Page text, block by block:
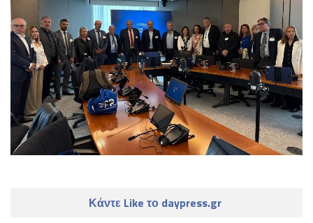
Κάντε Like το daypress.gr